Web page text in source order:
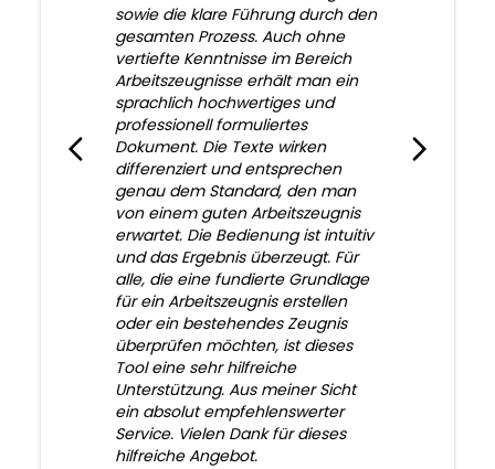
sowie die klare Führung durch den
gesamten Prozess. Auch ohne
vertiefte Kenntnisse im Bereich
Arbeitszeugnisse erhält man ein
sprachlich hochwertiges und
professionell formuliertes
Dokument. Die Texte wirken
differenziert und entsprechen
genau dem Standard, den man
von einem guten Arbeitszeugnis
erwartet. Die Bedienung ist intuitiv
und das Ergebnis überzeugt. Für
alle, die eine fundierte Grundlage
für ein Arbeitszeugnis erstellen
oder ein bestehendes Zeugnis
überprüfen möchten, ist dieses
Tool eine sehr hilfreiche
Unterstützung. Aus meiner Sicht
ein absolut empfehlenswerter
Service. Vielen Dank für dieses
hilfreiche Angebot.